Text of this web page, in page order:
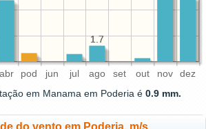
abr pod jun jul ago set out nov dez
1.7
1.7
em Manama em Poderia é 0.9 mm.
do vento em Poderia, m/s